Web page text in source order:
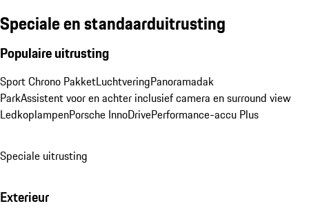
Speciale en standaarduitrusting
Populaire uitrusting
Sport Chrono PakketLuchtveringPanoramadak
ParkAssistent voor en achter inclusief camera en surround view
LedkoplampenPorsche InnoDrivePerformance-accu Plus
Speciale uitrusting
Exterieur